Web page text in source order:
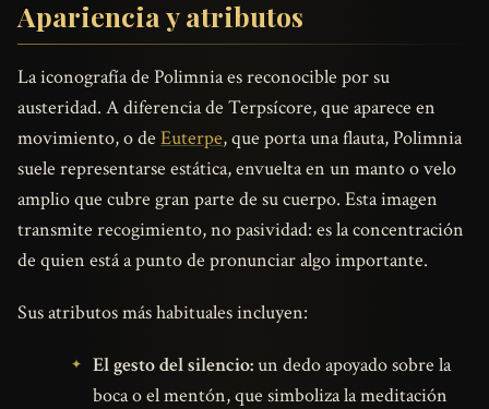
Apariencia y atributos
La iconografía de Polimnia es reconocible por su
austeridad. A diferencia de Terpsícore, que aparece en
movimiento, o de Euterpe, que porta una flauta, Polimnia
suele representarse estática, envuelta en un manto o velo
amplio que cubre gran parte de su cuerpo. Esta imagen
transmite recogimiento, no pasividad: es la concentración
de quien está a punto de pronunciar algo importante.
Sus atributos más habituales incluyen:
El gesto del silencio:un dedo apoyado sobre la
boca o el mentón, que simboliza la meditación